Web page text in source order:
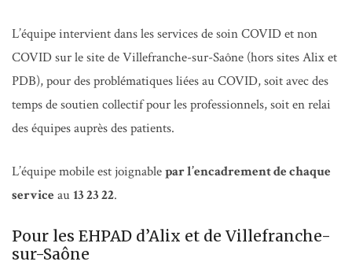
L’équipe intervient dans les services de soin COVID et non
COVID sur le site de Villefranche-sur-Saône (hors sites Alix et
PDB), pour des problématiques liées au COVID, soit avec des
temps de soutien collectif pour les professionnels, soit en relai
des équipes auprès des patients.
L’équipe mobile est joignablepar l’encadrement de chaque
service au13 23 22.
Pour les EHPAD d’Alix et de Villefranche-
sur-Saône